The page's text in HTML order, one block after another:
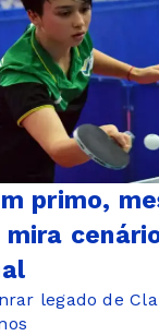
primo,
legado de